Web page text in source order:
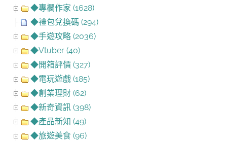
◆專欄作家 (1628)
◆禮包兌換碼 (294)
◆手遊攻略 (2036)
◆Vtuber (40)
◆開箱評價 (327)
◆電玩遊戲 (185)
◆創業理財 (62)
◆新奇資訊 (398)
◆產品新知 (49)
◆旅遊美食 (96)